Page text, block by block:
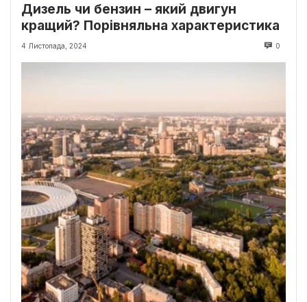
Дизель чи бензин – який двигун
кращий? Порівняльна характеристика
4 Листопада, 2024 0